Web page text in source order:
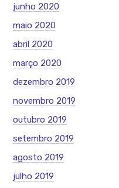
junho 2020
maio 2020
abril 2020
março 2020
dezembro 2019
novembro 2019
outubro 2019
setembro 2019
agosto 2019
julho 2019